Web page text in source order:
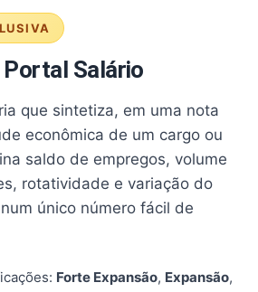
Salário
que sintetiza, em uma nota
econômica de um cargo ou
saldo de empregos, volume
rotatividade e variação do
único número fácil de
Forte Expansão, Expansão,